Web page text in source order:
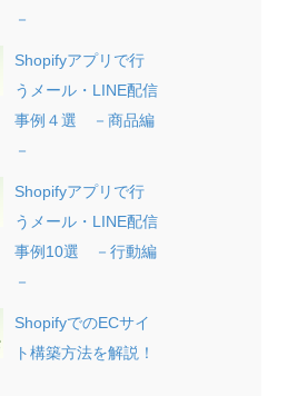
－
Shopifyアプリで行
うメール・LINE配信
事例４選 －商品編
－
Shopifyアプリで行
うメール・LINE配信
事例10選 －行動編
－
ShopifyでのECサイ
ト構築方法を解説！